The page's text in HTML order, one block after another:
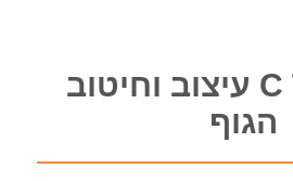
C TABATA עיצוב וחיטוב
הגוף